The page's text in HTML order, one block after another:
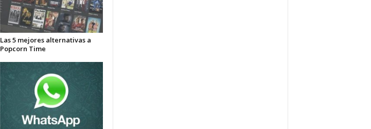
Las 5 mejores alternativas a
Popcorn Time